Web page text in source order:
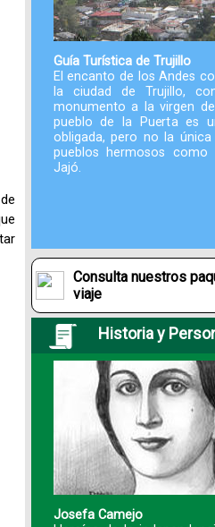
Guía Turística de Trujillo
El encanto de los Andes
la ciudad de Trujillo,
monumento a la virgen
pueblo de la Puerta es
obligada, pero no la
pueblos hermosos
Jajó.
Consulta nuestros
viaje
Historia y
Josefa Camejo